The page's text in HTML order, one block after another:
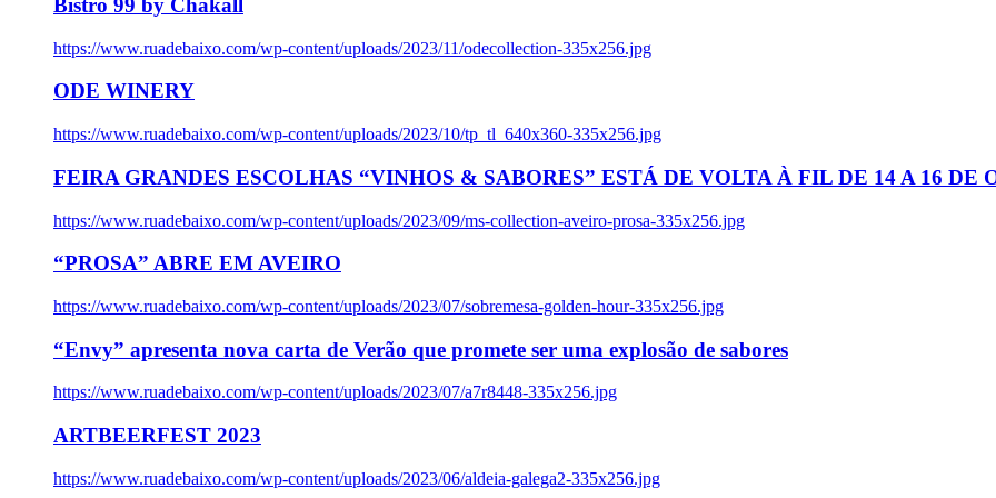
Bistro 99 by Chakall
https://www.ruadebaixo.com/wp-content/uploads/2023/11/odecollection-335x256.jpg
ODE WINERY
https://www.ruadebaixo.com/wp-content/uploads/2023/10/tp_tl_640x360-335x256.jpg
FEIRA GRANDES ESCOLHAS “VINHOS & SABORES” ESTÁ DE VOLTA À FIL DE 14 A 16 DE
https://www.ruadebaixo.com/wp-content/uploads/2023/09/ms-collection-aveiro-prosa-335x256.jpg
“PROSA” ABRE EM AVEIRO
https://www.ruadebaixo.com/wp-content/uploads/2023/07/sobremesa-golden-hour-335x256.jpg
“Envy” apresenta nova carta de Verão que promete ser uma explosão de sabores
https://www.ruadebaixo.com/wp-content/uploads/2023/07/a7r8448-335x256.jpg
ARTBEERFEST 2023
https://www.ruadebaixo.com/wp-content/uploads/2023/06/aldeia-galega2-335x256.jpg